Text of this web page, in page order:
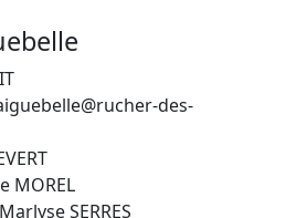
des-
MOREL
SERRES